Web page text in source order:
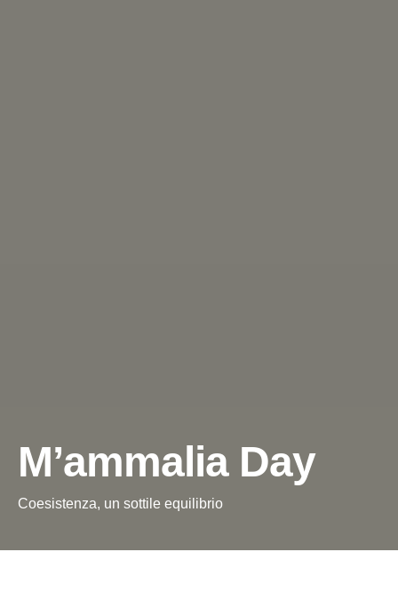
M’ammalia Day
Coesistenza, un sottile equilibrio